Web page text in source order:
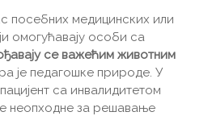
посебних медицинских или
омогућавају особи са
се важећим животним
је педагошке природе. У
са инвалидитетом
неопходне за решавање